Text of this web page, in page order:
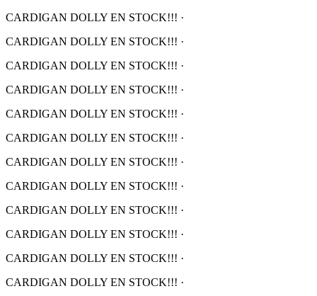
CARDIGAN DOLLY EN STOCK!!! ·
CARDIGAN DOLLY EN STOCK!!! ·
CARDIGAN DOLLY EN STOCK!!! ·
CARDIGAN DOLLY EN STOCK!!! ·
CARDIGAN DOLLY EN STOCK!!! ·
CARDIGAN DOLLY EN STOCK!!! ·
CARDIGAN DOLLY EN STOCK!!! ·
CARDIGAN DOLLY EN STOCK!!! ·
CARDIGAN DOLLY EN STOCK!!! ·
CARDIGAN DOLLY EN STOCK!!! ·
CARDIGAN DOLLY EN STOCK!!! ·
CARDIGAN DOLLY EN STOCK!!! ·